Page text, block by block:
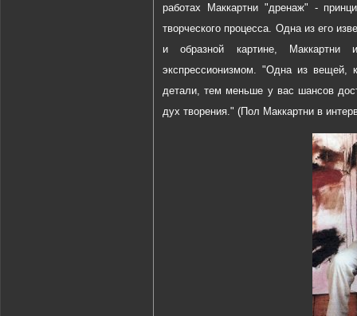
работах Маккартни "дренаж" -
творческого процесса. Одна из его
и образной картине, Маккартни
экспрессионизмом. "Одна из вещей,
детали, тем меньше у вас шансов
дух творения." (Пол Маккартни в